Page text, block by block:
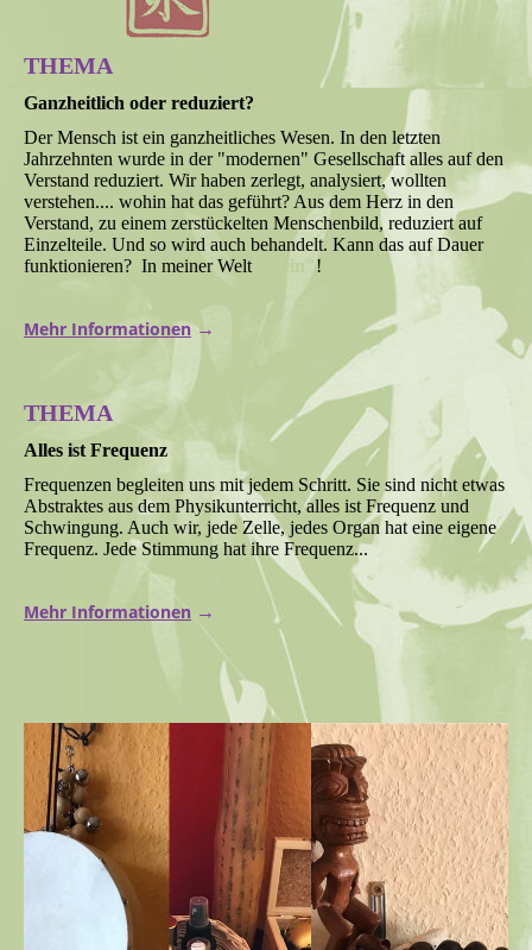
THEMA
Ganzheitlich oder reduziert?
Der Mensch ist ein ganzheitliches Wesen. In den letzten
Jahrzehnten wurde in der "modernen" Gesellschaft alles auf den
Verstand reduziert. Wir haben zerlegt, analysiert, wollten
verstehen.... wohin hat das geführt? Aus dem Herz in den
Verstand, zu einem zerstückelten Menschenbild, reduziert auf
Einzelteile. Und so wird auch behandelt. Kann das auf Dauer
funktionieren? In meiner Welt
"Nein"!
Mehr Informationen→
THEMA
Alles ist Frequenz
Frequenzen begleiten uns mit jedem Schritt. Sie sind nicht etwas
Abstraktes aus dem Physikunterricht, alles ist Frequenz und
Schwingung. Auch wir, jede Zelle, jedes Organ hat eine eigene
Frequenz. Jede Stimmung hat ihre Frequenz...
Mehr Informationen →